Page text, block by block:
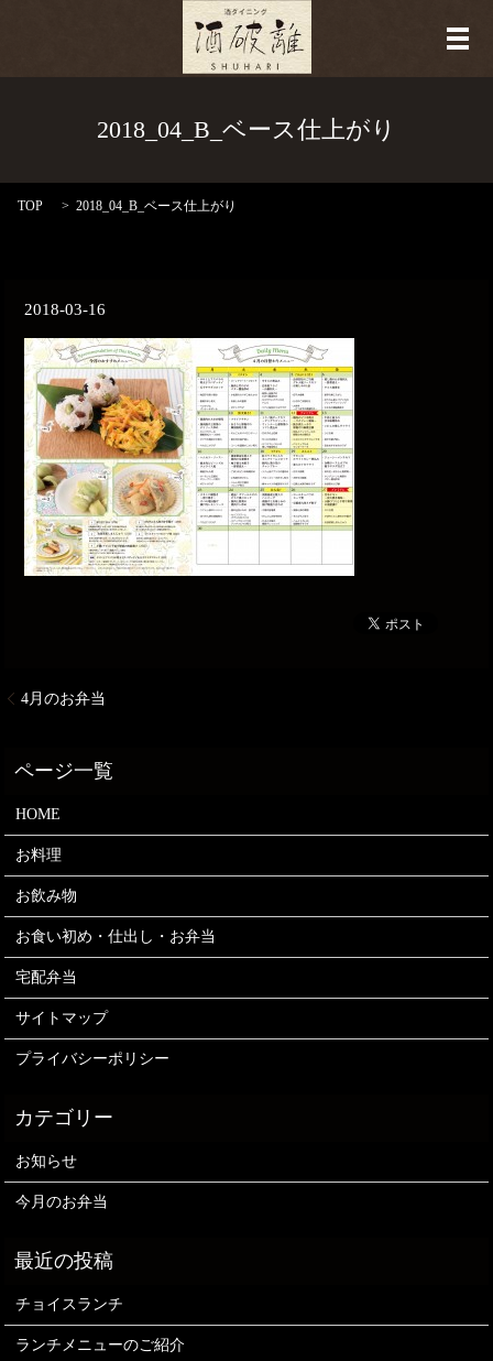
メ
2018_04_B_ベース仕上がり
TOP 2018_04_B_ベース仕上がり
2018-03-16
4月のお弁当
HOME
お料理
お飲み物
お食い初め・仕出し・お弁当
宅配弁当
サイトマップ
プライバシーポリシー
お知らせ
今月のお弁当
チョイスランチ
ランチメニューのご紹介